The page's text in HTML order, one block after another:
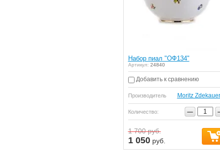
Набор пиал "ОФ134"
Артикул: 24840
Добавить к сравнению
Производитель Moritz Zdekauer
Количество: −
1 700руб.
1 050руб.